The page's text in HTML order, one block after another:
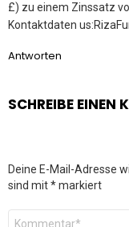
£) zu einem Zinssatz
Kontaktdaten
Antworten
SCHREIBE EINEN
Deine E-Mail-Adresse
sind mit*markiert
Kommentar